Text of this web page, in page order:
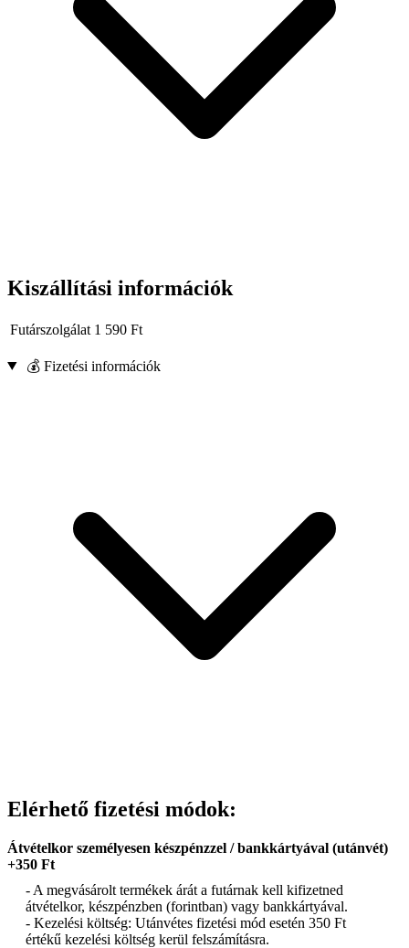
Kiszállítási információk
Futárszolgálat 1 590 Ft
💰 Fizetési információk
Elérhető fizetési módok:
Átvételkor személyesen készpénzzel / bankkártyával (utánvét)
+350 Ft
- A megvásárolt termékek árát a futárnak kell kifizetned
átvételkor, készpénzben (forintban) vagy bankkártyával.
- Kezelési költség: Utánvétes fizetési mód esetén 350 Ft
értékű kezelési költség kerül felszámításra.